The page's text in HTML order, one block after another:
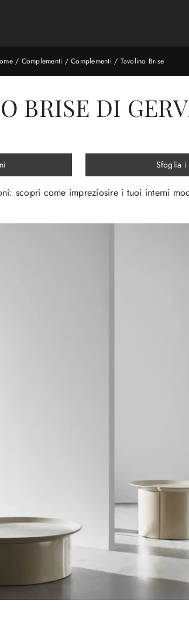
/ Complementi /Complementi / Tavolino Brise
BRISE DI
Sfoglia i
scopri come impreziosire i tuoi interni